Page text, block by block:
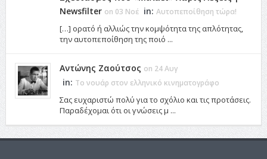
Newsfilter on 03 Νοέ in: Αυτοπεποίθηση τώρα!
[…] ορατό ή αλλιώς την κομψότητα της απλότητας,
την αυτοπεποίθηση της ποιό ...
Αντώνης Ζαούτσος on 24 Αυγ
in: Το νουάρ στον ελληνικό κινηματογράφο
Σας ευχαριστώ πολύ για το σχόλιο και τις προτάσεις.
Παραδέχομαι ότι οι γνώσεις μ ...